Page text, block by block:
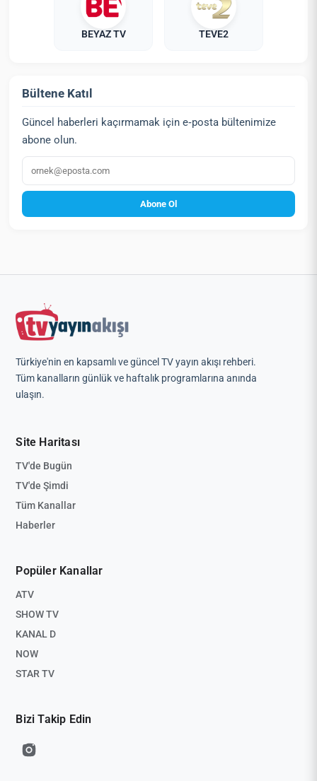
BEYAZ TV TEVE2
Bültene Katıl
Güncel haberleri kaçırmamak için e‑posta bültenimize
abone olun.
E‑posta
Abone Ol
Türkiye'nin en kapsamlı ve güncel TV yayın akışı rehberi.
Tüm kanalların günlük ve haftalık programlarına anında
ulaşın.
Site Haritası
TV'de Bugün
TV'de Şimdi
Tüm Kanallar
Haberler
Popüler Kanallar
ATV
SHOW TV
KANAL D
NOW
STAR TV
Bizi Takip Edin